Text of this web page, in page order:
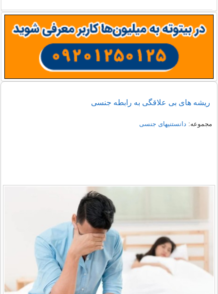
ریشه های بی علاقگی به رابطه جنسی
مجموعه: دانستنیهای جنسی